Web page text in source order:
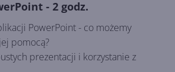
- 2 godz.
PowerPoint - co możemy
pomocą?
prezentacji i korzystanie z